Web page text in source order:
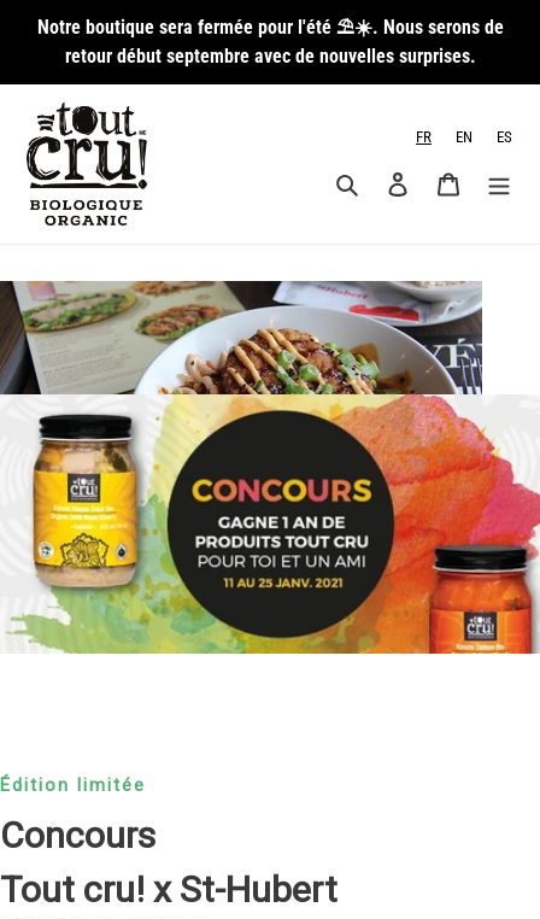
Passer
contenu
Notre boutique sera fermée pour l'été ⛱️☀️. Nous serons de
retour début septembre avec de nouvelles surprises.
FR EN ES
RechercherSe connecter
Panier
Édition limitée
Concours
Tout cru! x St-Hubert